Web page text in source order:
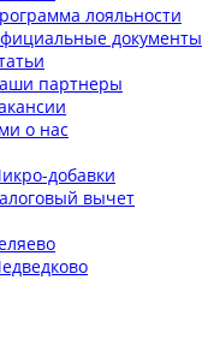
лояльности
документы
партнеры
о нас
добавки
вычет